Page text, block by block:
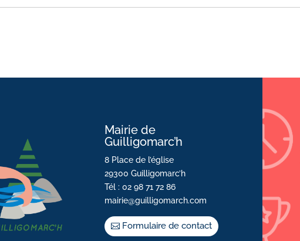
Mairie de
Guilligomarc’h
8 Place de l’église
29300 Guilligomarc’h
Tél : 02 98 71 72 86
mairie@guilligomarch.com
Formulaire de contact